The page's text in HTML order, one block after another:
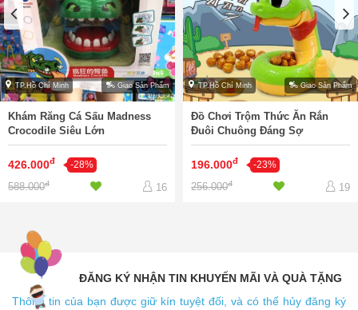
TP.Hồ Chí Minh Giao Sản Phẩm
Khám Răng Cá Sấu Madness
Crocodile Siêu Lớn
426.000đ -28%
588.000đ 16
TP.Hồ Chí Minh Giao Sản Phẩm
Đồ Chơi Trộm Thức Ăn Rắn
Đuôi Chuông Đáng Sợ
196.000đ -23%
256.000đ 19
ĐĂNG KÝ NHẬN TIN KHUYẾN MÃI VÀ QUÀ TẶNG
Thông tin của bạn được giữ kín tuyệt đối, và có thể hủy đăng ký